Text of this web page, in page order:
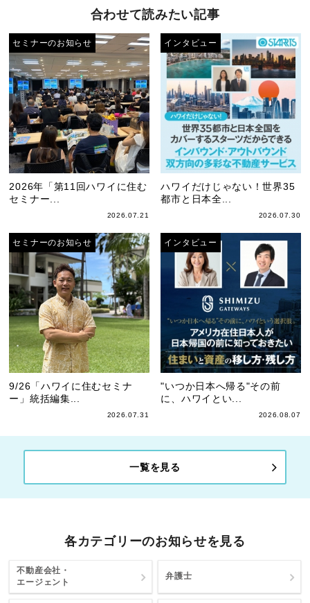
合わせて読みたい記事
セミナーのお知らせ
2026年「第11回ハワイに住む
セミナー...
2026.07.21
インタビュー
ハワイだけじゃない！世界35
都市と日本全...
2026.07.30
セミナーのお知らせ
9/26「ハワイに住むセミナ
ー」統括編集...
2026.07.31
インタビュー
"いつか日本へ帰る"その前
に、ハワイとい...
2026.08.07
一覧を見る
各カテゴリーのお知らせを見る
不動産会社・
エージェント
弁護士